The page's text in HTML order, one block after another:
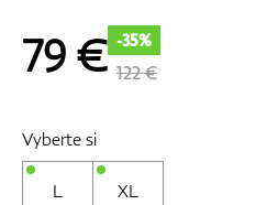
79€ -35%
122 €
Vyberte si
L XL